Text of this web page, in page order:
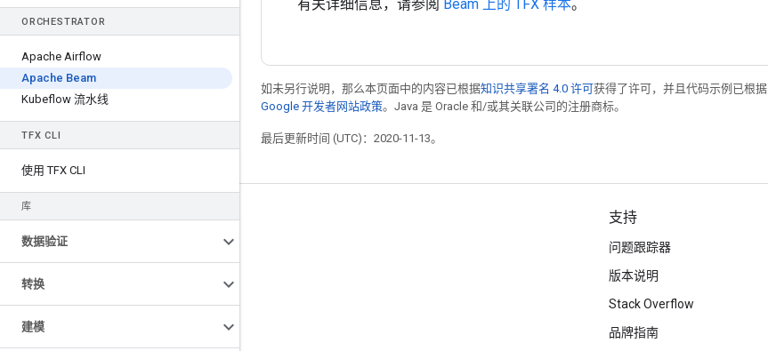
ORCHESTRATOR
Apache Airflow
Apache Beam
Kubeflow 流水线
TFX CLI
使用 TFX CLI
库
数据验证
转换
建模
有关详细信息，请参阅 Beam 上的 TFX 样本。
如未另行说明，那么本页面中的内容已根据知识共享署名 4.0 许可获得了许可，并且代码示例已根据
Google 开发者网站政策。Java 是 Oracle 和/或其关联公司的注册商标。
最后更新时间 (UTC)：2020-11-13。
掌握动态
博客
GitHub
Twitter
哔哩哔哩
支持
问题跟踪器
版本说明
Stack Overflow
品牌指南